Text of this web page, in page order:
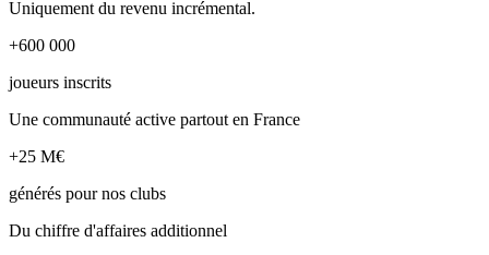
Uniquement du revenu incrémental.
+600 000
joueurs inscrits
Une communauté active partout en France
+25 M€
générés pour nos clubs
Du chiffre d'affaires additionnel